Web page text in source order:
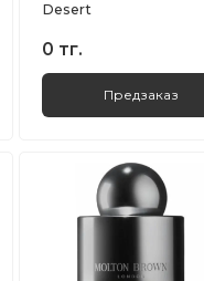
Desert
0 тг.
Предзаказ